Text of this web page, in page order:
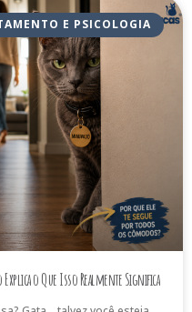
E PSICOLOGIA
Explica o Que Isso Realmente Significa